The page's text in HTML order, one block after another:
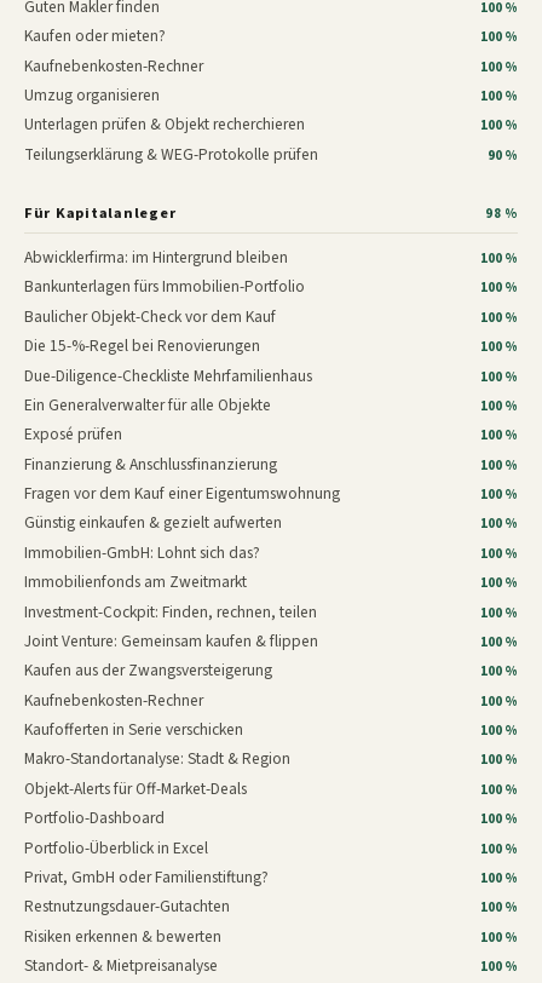
Guten Makler finden 100 %
Kaufen oder mieten? 100 %
Kaufnebenkosten-Rechner 100 %
Umzug organisieren 100 %
Unterlagen prüfen & Objekt recherchieren 100 %
Teilungserklärung & WEG-Protokolle prüfen 90 %
Für Kapitalanleger 98 %
Abwicklerfirma: im Hintergrund bleiben 100 %
Bankunterlagen fürs Immobilien-Portfolio 100 %
Baulicher Objekt-Check vor dem Kauf 100 %
Die 15-%-Regel bei Renovierungen 100 %
Due-Diligence-Checkliste Mehrfamilienhaus 100 %
Ein Generalverwalter für alle Objekte 100 %
Exposé prüfen 100 %
Finanzierung & Anschlussfinanzierung 100 %
Fragen vor dem Kauf einer Eigentumswohnung 100 %
Günstig einkaufen & gezielt aufwerten 100 %
Immobilien-GmbH: Lohnt sich das? 100 %
Immobilienfonds am Zweitmarkt 100 %
Investment-Cockpit: Finden, rechnen, teilen 100 %
Joint Venture: Gemeinsam kaufen & flippen 100 %
Kaufen aus der Zwangsversteigerung 100 %
Kaufnebenkosten-Rechner 100 %
Kaufofferten in Serie verschicken 100 %
Makro-Standortanalyse: Stadt & Region 100 %
Objekt-Alerts für Off-Market-Deals 100 %
Portfolio-Dashboard 100 %
Portfolio-Überblick in Excel 100 %
Privat, GmbH oder Familienstiftung? 100 %
Restnutzungsdauer-Gutachten 100 %
Risiken erkennen & bewerten 100 %
Standort- & Mietpreisanalyse 100 %